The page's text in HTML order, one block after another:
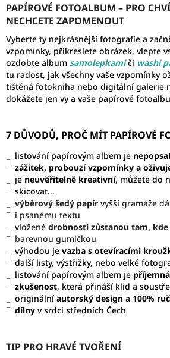
PAPÍROVÉ FOTOALBUM – PRO
NECHCETE ZAPOMENOUT
Vyberte ty nejkrásnější fotografie a
vzpomínky, přikreslete obrázek, vlepte
ozdobte album samolepkamiči washi
tu radost, jak všechny vaše vzpomínky
tištěná fotokniha nebo digitální galerie
dokážete jen vy a vaše papírové
7 DŮVODŮ, PROČ MÍT PAPÍROVÉ
listování papírovým albem je
zážitek, probouzí vzpomínky a
je neuvěřitelně kreativní, můžete do
skicovat...
výběrový šedý papír vyšší gramáže
i psanému textu
vložené drobnosti zůstanou tam,
barevnou gumičkou
výhodou je vazba s otevíracími
další listy, výstřižky, nebo velké
listování papírovým albem je
zkušenost, která přináší klid a
originální autorský design a 100%
dílny v srdci středních Čech
TIP PRO HRAVÉ TVOŘENÍ